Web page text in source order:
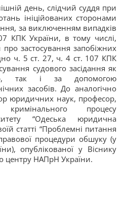
день, слідчий суддя при
ініційованих сторонами
за виключенням випадків
КПК України, в тому числі,
застосування запобіжних
ч. 5 ст. 27, ч. 4 ст. 107 КПК
судового засідання як
так і за допомогою
засобів. До аналогічно
юридичних наук, професор,
процесу
“Одеська юридична
статті “Проблемні питання
процедури обшуку (у
опублікованої у Віснику
центру НАПрН України.